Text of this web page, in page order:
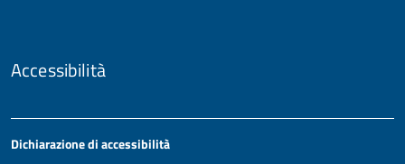
Accessibilità
Dichiarazione di accessibilità